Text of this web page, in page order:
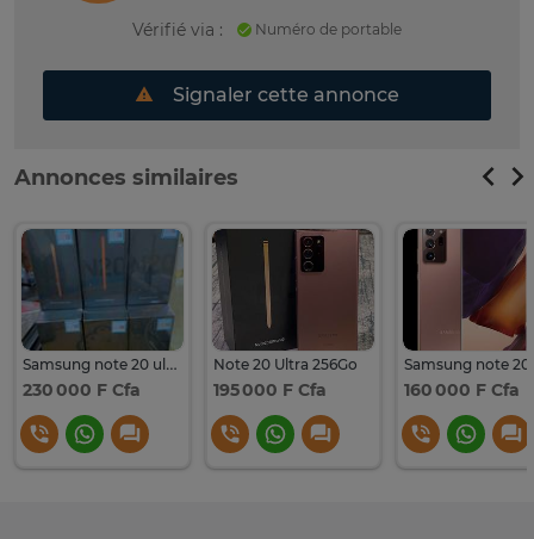
Vérifié via : Numéro de portable
Signaler cette annonce
Annonces similaires
Samsung note 20 ultra 256go scellé
230 000 F Cfa
Note 20 Ultra 256Go
195 000 F Cfa 160 000 F Cfa